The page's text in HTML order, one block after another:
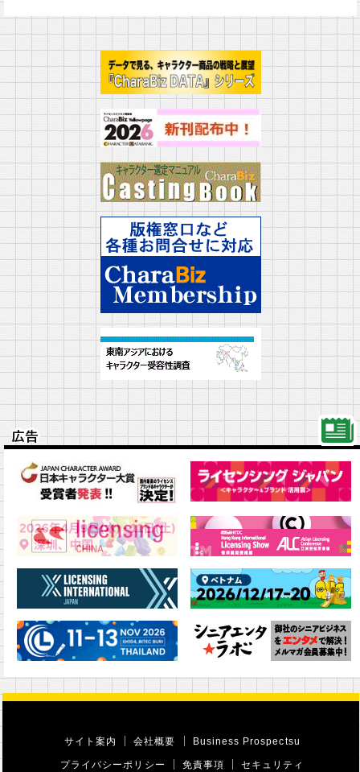
広告
広告
サイト案内 会社概要 Business Prospectsu
プライバシーポリシー 免責事項 セキュリティ